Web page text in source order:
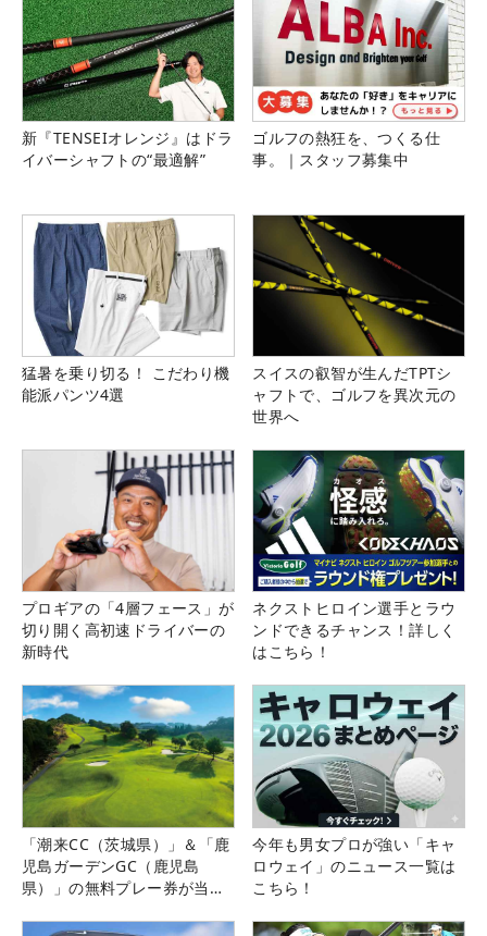
新『TENSEIオレンジ』はドラ
イバーシャフトの“最適解”
ゴルフの熱狂を、つくる仕
事。｜スタッフ募集中
猛暑を乗り切る！ こだわり機
能派パンツ4選
スイスの叡智が生んだTPTシ
ャフトで、ゴルフを異次元の
世界へ
プロギアの「4層フェース」が
切り開く高初速ドライバーの
新時代
ネクストヒロイン選手とラウ
ンドできるチャンス！詳しく
はこちら！
「潮来CC（茨城県）」＆「鹿
児島ガーデンGC（鹿児島
県）」の無料プレー券が当た
今年も男女プロが強い「キャ
ロウェイ」のニュース一覧は
こちら！